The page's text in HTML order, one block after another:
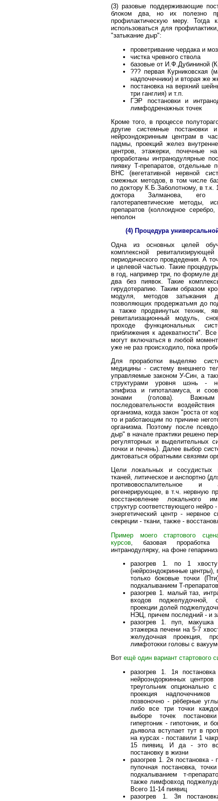
(3) разовые поддерживающие
блоком два, но их полезно
профилактическую меру. Тогда
использоваться для
"затыкание дыр":
проветривание чердака и
чистка чревного ствола
базовые от И.Ф.Дубининой
??? первая Курниковская
надпочечники) и вторая же
постановка на верхний
три ганглия) и т.п.
ГЭР постановки и
лимфодренажных точек
Кроме того, в процессе
другие системные
нейроэндокринным центрам в
падмы, проекций желез
центров, этажерки, почечные
проработаны интранодулярные
пиявку Т-препаратов, отдельные
ВНС (вегетативной нервной
смежных методов, в том числе
по доктору К.Б.Заболотному, в
доктора Залманова, его
галотерапевтические методы,
препаратов (коллоидное
неполон
(4) Процедура
Одна из основных целей
комплексной
периодического провдедения. А
и целевой частью. Такие
в год, например три, по формуле
два без пиявок. Такие
гирудотерапию. Таким образом
модуля, методов затыкания
позволяющих продержатьмя до
а также продвинутых техник,
ревитализационный модуль,
проходе функциональных
приближения к адекватности".
могут включаться в любой
уже не раз происходило, пока
Для проработки выделяю
медицины - систему внешнего
управляемые законом У-Син, а
структурами уровня шэнь -
эпифиза и гипоталамуса, и
зонами (голова). Важным
последовательности
организма, когда закон "роста от
то и работающим по причине
организма. Поэтому после
дыр" в начале практики решено
регуляторных и выделительных
почки и печень). Далее выбор
диктоваться обратными связями
Цели локальных и сосудистых
тканей, литическое и анспортно
противовоспалительное и
регенерирующее, в т.ч. нервную
восстановление локального
структур соответствующего нейро
энергетический центр - нервное
секреции - ткани, также -
Пример моего стартового
курсов , базовая
интранодулярку, на фоне
разогрев 1. по 1
(нейроэндокринные центры),
только боковые точки
подкалыванием Т-
разогрев 1. малый таз,
входов поджелудочной,
проекции долей
НЭЦ, причем последний - и
разогрев 1. пуп,
этажерка печени на 5-7
желудочная проекция,
лимфотокки головы с
Вот ещё один вариант стартового
разогрев 1. 1я
нейроэндоркинных
треугольник опционально
проекция
позвоночно - рёберные
либо все три точки
выборе точек
гипертоник - гипотоник, и
дьявола вступает тут в
на курсах - поставили 1
15 пиявиц. И да - это
постановку в жизни
разогрев 1. 2я постановка
пупочная постановка,
подкалыванием т-
также лимфовход
Всего 11-14 пиявиц
разогрев 1. 3я